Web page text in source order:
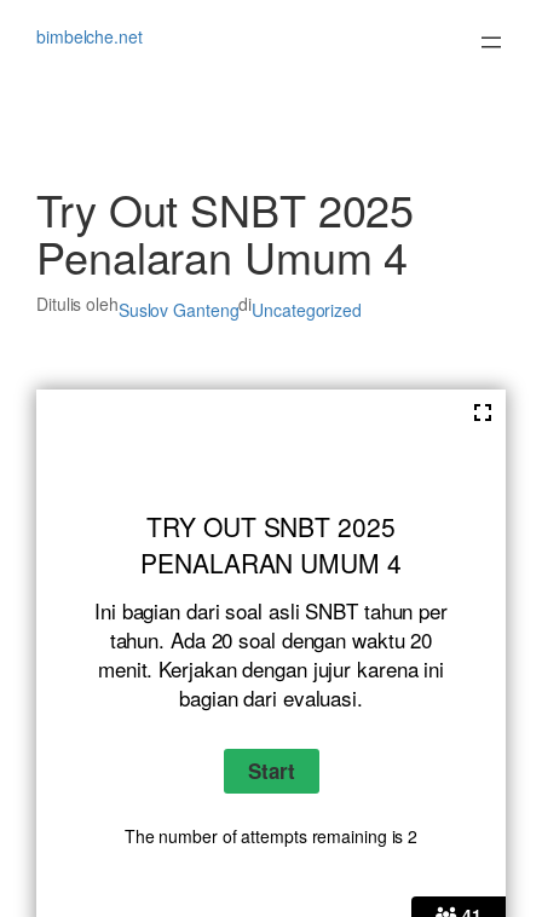
bimbelche.net
Try Out SNBT 2025
Penalaran Umum 4
Ditulis olehSuslov GantengdiUncategorized
TRY OUT SNBT 2025
PENALARAN UMUM 4
Ini bagian dari soal asli SNBT tahun per
tahun. Ada 20 soal dengan waktu 20
menit. Kerjakan dengan jujur karena ini
bagian dari evaluasi.
The number of attempts remaining is 2